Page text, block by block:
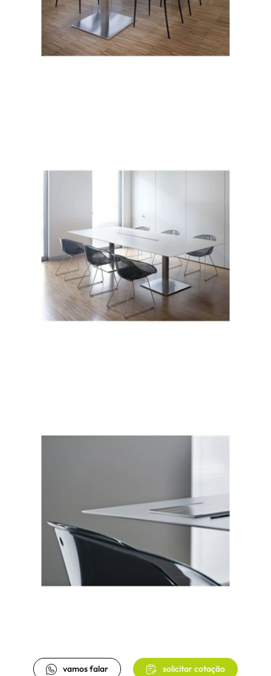
vamos falar solicitar cotação